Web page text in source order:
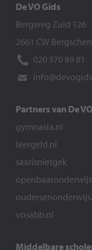
De VO Gids
Bergweg Zuid 126
2661 CW
020 570 89 81
Partners van De
gymnasia.nl
leergeld.nl
saarisnietgek
vosabb.nl
Middelbare